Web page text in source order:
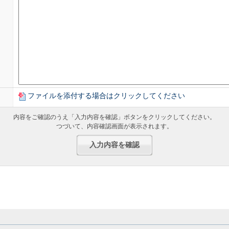
と取り扱いについて
に対して、適切に回答を準備し、ご回答を差し上げる目的の範囲内
す。
せに関しては、回答後速やかに案件（個人情報含む）を削除させてい
が定める個人情報保護方針に従い、適切に管理いたします。
ファイルを添付する場合はクリックしてください
内容をご確認のうえ「入力内容を確認」ボタンをクリックしてください。
つづいて、内容確認画面が表示されます。